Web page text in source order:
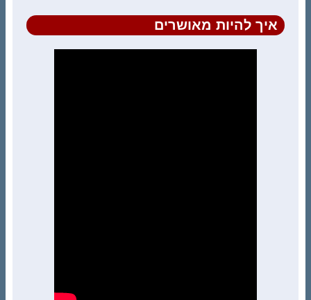
איך להיות מאושרים